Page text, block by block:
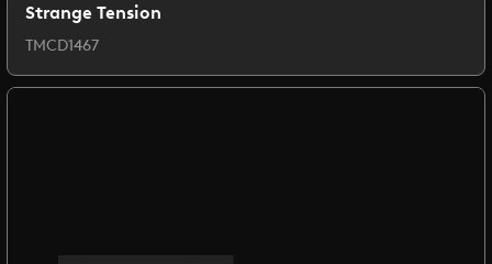
Strange Tension
TMCD1467